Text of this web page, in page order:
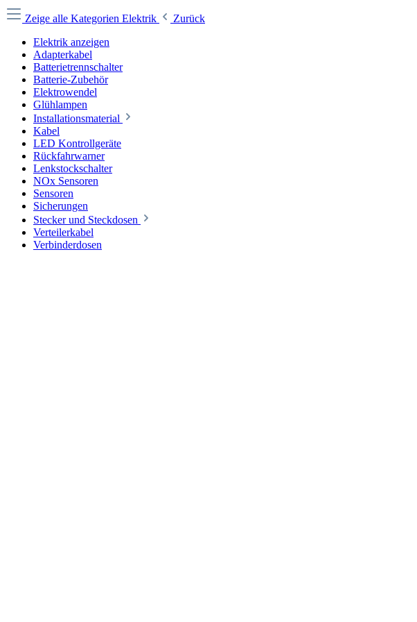
Zeige alle Kategorien Elektrik
Zurück
Elektrik anzeigen
Adapterkabel
Batterietrennschalter
Batterie-Zubehör
Elektrowendel
Glühlampen
Installationsmaterial
Kabel
LED Kontrollgeräte
Rückfahrwarner
Lenkstockschalter
NOx Sensoren
Sensoren
Sicherungen
Stecker und Steckdosen
Verteilerkabel
Verbinderdosen